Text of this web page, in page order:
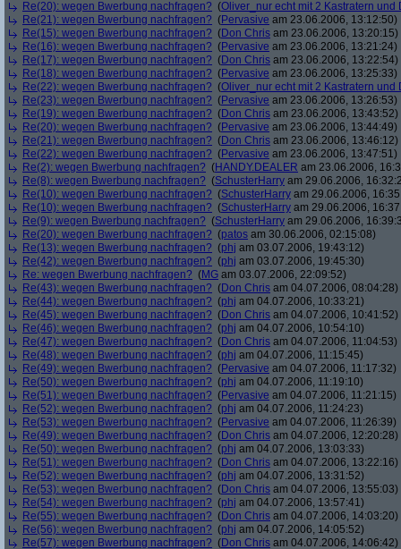
Re(20): wegen Bwerbung nachfragen? (Oliver_nur echt mit 2 Kastratern und
Re(21): wegen Bwerbung nachfragen? (Pervasive am 23.06.2006, 13:12:50)
Re(15): wegen Bwerbung nachfragen? (Don Chris am 23.06.2006, 13:20:15)
Re(16): wegen Bwerbung nachfragen? (Pervasive am 23.06.2006, 13:21:24)
Re(17): wegen Bwerbung nachfragen? (Don Chris am 23.06.2006, 13:22:54)
Re(18): wegen Bwerbung nachfragen? (Pervasive am 23.06.2006, 13:25:33)
Re(22): wegen Bwerbung nachfragen? (Oliver_nur echt mit 2 Kastratern und
Re(23): wegen Bwerbung nachfragen? (Pervasive am 23.06.2006, 13:26:53)
Re(19): wegen Bwerbung nachfragen? (Don Chris am 23.06.2006, 13:43:52)
Re(20): wegen Bwerbung nachfragen? (Pervasive am 23.06.2006, 13:44:49)
Re(21): wegen Bwerbung nachfragen? (Don Chris am 23.06.2006, 13:46:12)
Re(22): wegen Bwerbung nachfragen? (Pervasive am 23.06.2006, 13:47:51)
Re(2): wegen Bwerbung nachfragen? (HANDY.DEALER am 23.06.2006,
Re(8): wegen Bwerbung nachfragen? (SchusterHarry am 29.06.2006,
Re(10): wegen Bwerbung nachfragen? (SchusterHarry am 29.06.2006,
Re(10): wegen Bwerbung nachfragen? (SchusterHarry am 29.06.2006,
Re(9): wegen Bwerbung nachfragen? (SchusterHarry am 29.06.2006,
Re(20): wegen Bwerbung nachfragen? (patos am 30.06.2006, 02:15:08)
Re(13): wegen Bwerbung nachfragen? (phj am 03.07.2006, 19:43:12)
Re(42): wegen Bwerbung nachfragen? (phj am 03.07.2006, 19:45:30)
Re: wegen Bwerbung nachfragen? (MG am 03.07.2006, 22:09:52)
Re(43): wegen Bwerbung nachfragen? (Don Chris am 04.07.2006, 08:04:28)
Re(44): wegen Bwerbung nachfragen? (phj am 04.07.2006, 10:33:21)
Re(45): wegen Bwerbung nachfragen? (Don Chris am 04.07.2006, 10:41:52)
Re(46): wegen Bwerbung nachfragen? (phj am 04.07.2006, 10:54:10)
Re(47): wegen Bwerbung nachfragen? (Don Chris am 04.07.2006, 11:04:53)
Re(48): wegen Bwerbung nachfragen? (phj am 04.07.2006, 11:15:45)
Re(49): wegen Bwerbung nachfragen? (Pervasive am 04.07.2006, 11:17:32)
Re(50): wegen Bwerbung nachfragen? (phj am 04.07.2006, 11:19:10)
Re(51): wegen Bwerbung nachfragen? (Pervasive am 04.07.2006, 11:21:15)
Re(52): wegen Bwerbung nachfragen? (phj am 04.07.2006, 11:24:23)
Re(53): wegen Bwerbung nachfragen? (Pervasive am 04.07.2006, 11:26:39)
Re(49): wegen Bwerbung nachfragen? (Don Chris am 04.07.2006, 12:20:28)
Re(50): wegen Bwerbung nachfragen? (phj am 04.07.2006, 13:03:33)
Re(51): wegen Bwerbung nachfragen? (Don Chris am 04.07.2006, 13:22:16)
Re(52): wegen Bwerbung nachfragen? (phj am 04.07.2006, 13:31:52)
Re(53): wegen Bwerbung nachfragen? (Don Chris am 04.07.2006, 13:55:03)
Re(54): wegen Bwerbung nachfragen? (phj am 04.07.2006, 13:57:41)
Re(55): wegen Bwerbung nachfragen? (Don Chris am 04.07.2006, 14:03:20)
Re(56): wegen Bwerbung nachfragen? (phj am 04.07.2006, 14:05:52)
Re(57): wegen Bwerbung nachfragen? (Don Chris am 04.07.2006, 14:06:42)